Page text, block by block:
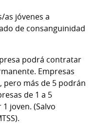
as jóvenes a
de consanguinidad
podrá contratar
Empresas
pero más de 5 podrán
de 1 a 5
joven. (Salvo